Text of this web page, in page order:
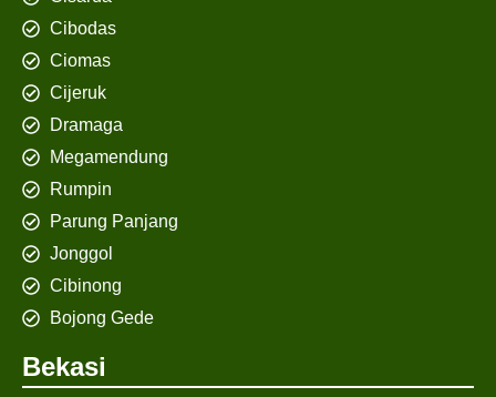
Cibodas
Ciomas
Cijeruk
Dramaga
Megamendung
Rumpin
Parung Panjang
Jonggol
Cibinong
Bojong Gede
Bekasi